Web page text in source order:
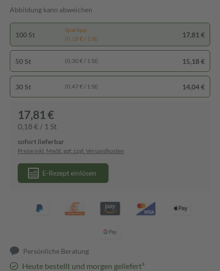
Abbildung kann abweichen
100 St
Spartipp
(0,18 € / 1 St)
17,81 €
50 St (0,30 € / 1 St) 15,18 €
30 St (0,47 € / 1 St) 14,04 €
17,81 €
0,18 € / 1 St
sofort lieferbar
Preise inkl. MwSt. ggf. zzgl. Versandkosten
E-Rezept einlösen
Persönliche Beratung
Heute bestellt und morgen geliefert³